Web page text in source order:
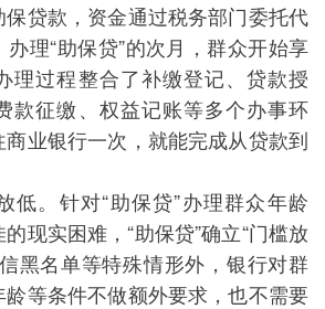
贷款，资金通过税务部门委托代
理“助保贷”的次月，群众开始享
理过程整合了补缴登记、贷款授
款征缴、权益记账等多个办事环
业银行一次，就能完成从贷款到
。针对“助保贷”办理群众年龄
现实困难，“助保贷”确立“门槛放
黑名单等特殊情形外，银行对群
等条件不做额外要求，也不需要